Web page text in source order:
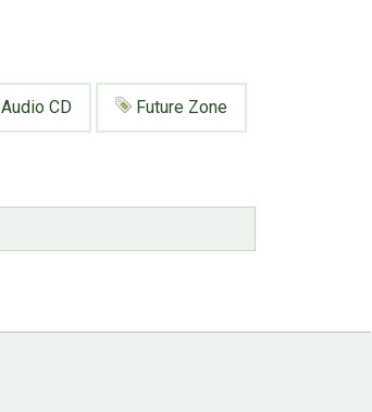
Audio CD Future Zone